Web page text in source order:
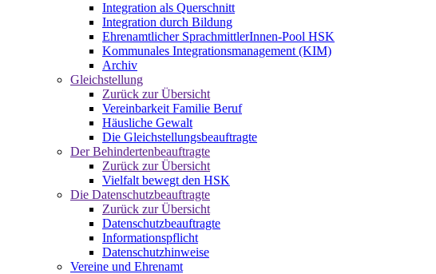
Integration als Querschnitt
Integration durch Bildung
Ehrenamtlicher SprachmittlerInnen-Pool HSK
Kommunales Integrationsmanagement (KIM)
Archiv
Gleichstellung
Zurück zur Übersicht
Vereinbarkeit Familie Beruf
Häusliche Gewalt
Die Gleichstellungsbeauftragte
Der Behindertenbeauftragte
Zurück zur Übersicht
Vielfalt bewegt den HSK
Die Datenschutzbeauftragte
Zurück zur Übersicht
Datenschutzbeauftragte
Informationspflicht
Datenschutzhinweise
Vereine und Ehrenamt